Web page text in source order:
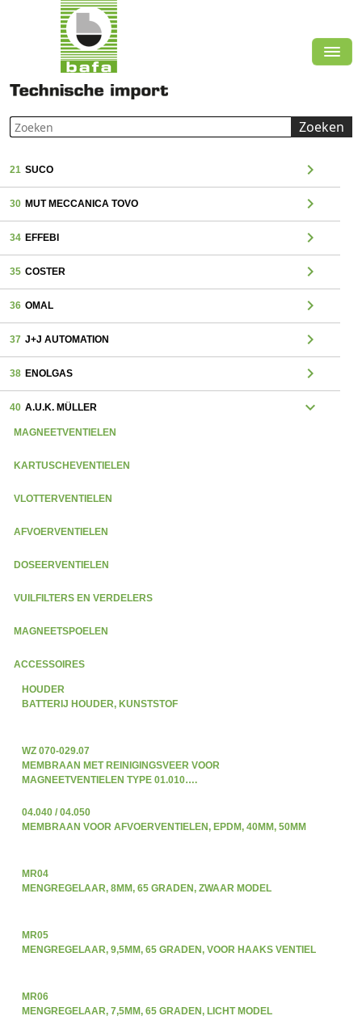
Zoeken
21 SUCO chevron_right
30 MUT MECCANICA TOVO chevron_right
34 EFFEBI chevron_right
35 COSTER chevron_right
36 OMAL chevron_right
37 J+J AUTOMATION chevron_right
38 ENOLGAS chevron_right
40 A.U.K. MÜLLER expand_more
MAGNEETVENTIELEN
KARTUSCHEVENTIELEN
VLOTTERVENTIELEN
AFVOERVENTIELEN
DOSEERVENTIELEN
VUILFILTERS EN VERDELERS
MAGNEETSPOELEN
ACCESSOIRES
HOUDER
BATTERIJ HOUDER, KUNSTSTOF
WZ 070-029.07
MEMBRAAN MET REINIGINGSVEER VOOR
MAGNEETVENTIELEN TYPE 01.010….
04.040 / 04.050
MEMBRAAN VOOR AFVOERVENTIELEN, EPDM, 40MM, 50MM
MR04
MENGREGELAAR, 8MM, 65 GRADEN, ZWAAR MODEL
MR05
MENGREGELAAR, 9,5MM, 65 GRADEN, VOOR HAAKS VENTIEL
MR06
MENGREGELAAR, 7,5MM, 65 GRADEN, LICHT MODEL